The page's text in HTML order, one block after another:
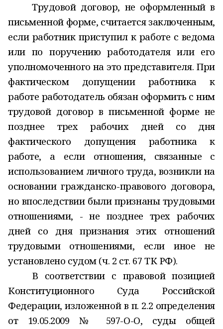
Трудовой договор, не оформленный в
письменной форме, считается заключенным,
если работник приступил к работе с ведома
или по поручению работодателя или его
уполномоченного на это представителя. При
фактическом допущении работника к
работе работодатель обязан оформить с ним
трудовой договор в письменной форме не
позднее трех рабочих дней со дня
фактического допущения работника к
работе, а если отношения, связанные с
использованием личного труда, возникли на
основании гражданско-правового договора,
но впоследствии были признаны трудовыми
отношениями, - не позднее трех рабочих
дней со дня признания этих отношений
трудовыми отношениями, если иное не
установлено судом (ч. 2 ст. 67 ТК РФ).
В соответствии с правовой позицией
Конституционного Суда Российской
Федерации, изложенной в п. 2.2 определения
от 19.05.2009 № 597-О-О, суды общей